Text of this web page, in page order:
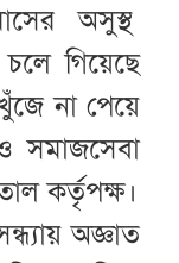
অসুস্থ
গিয়েছে
না পেয়ে
সমাজসেবা
কর্তৃপক্ষ।
অজ্ঞাত